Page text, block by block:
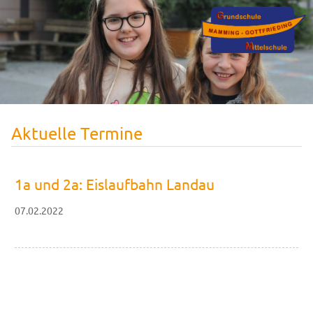
Aktuelle Termine
1a und 2a: Eislaufbahn Landau
07.02.2022